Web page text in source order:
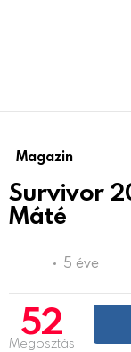
Magazin
Survivor
Máté
5 éve
52
Megosztás